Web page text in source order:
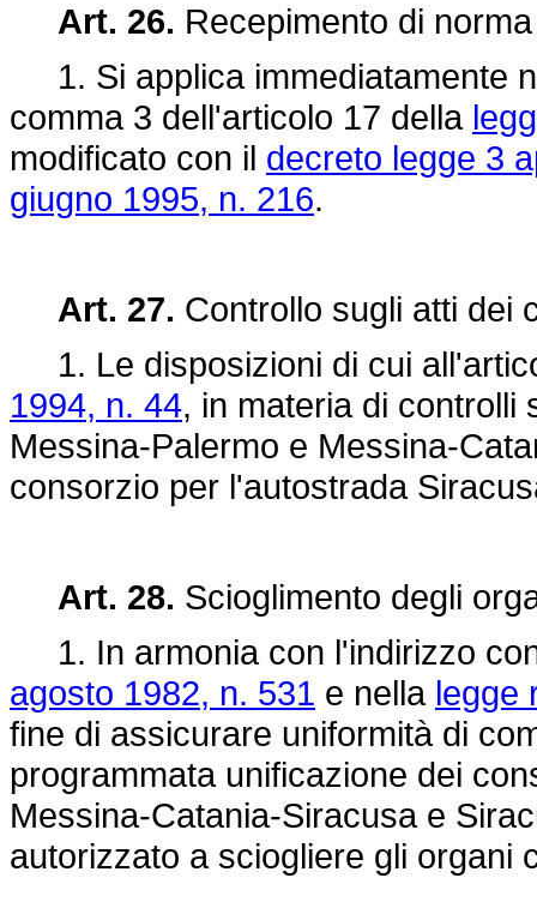
Art. 26. Recepimento di
1. Si applica immediatamente
comma 3 dell'articolo 17 della
modificato con il decreto legge 3
giugno 1995, n. 216.
Art. 27. Controllo sugli atti dei
1. Le disposizioni di cui
1994, n. 44, in materia di controlli
Messina-Palermo e Messina-
consorzio per l'autostrada
Art. 28. Scioglimento degli
1. In armonia con l'indirizzo
agosto 1982, n. 531 e nella legge
fine di assicurare uniformità di
programmata unificazione dei
Messina-Catania-Siracusa e
autorizzato a sciogliere gli organi